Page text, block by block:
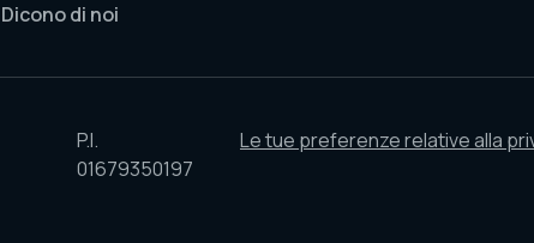
Dicono di noi
P.I.
01679350197
Le tue preferenze relative alla